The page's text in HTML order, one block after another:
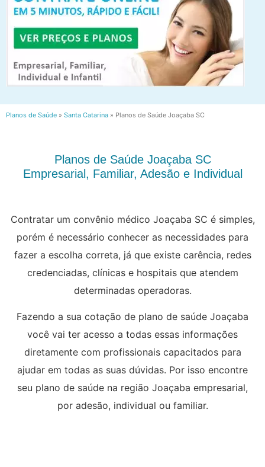
Planos de Saúde » Santa Catarina » Planos de Saúde Joaçaba SC
Planos de Saúde Joaçaba SC
Empresarial, Familiar, Adesão e Individual
Contratar um convênio médico Joaçaba SC é simples,
porém é necessário conhecer as necessidades para
fazer a escolha correta, já que existe carência, redes
credenciadas, clínicas e hospitais que atendem
determinadas operadoras.
Fazendo a sua cotação de plano de saúde Joaçaba
você vai ter acesso a todas essas informações
diretamente com profissionais capacitados para
ajudar em todas as suas dúvidas. Por isso encontre
seu plano de saúde na região Joaçaba empresarial,
por adesão, individual ou familiar.